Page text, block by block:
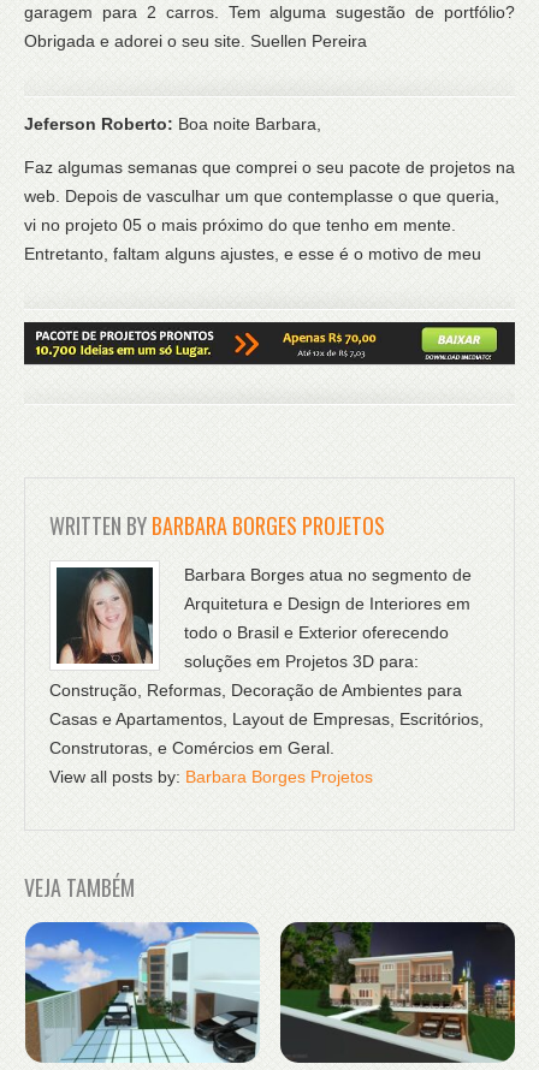
garagem para 2 carros. Tem alguma sugestão de portfólio?
Obrigada e adorei o seu site. Suellen Pereira
Jeferson Roberto: Boa noite Barbara,
Faz algumas semanas que comprei o seu pacote de projetos na
web. Depois de vasculhar um que contemplasse o que queria,
vi no projeto 05 o mais próximo do que tenho em mente.
Entretanto, faltam alguns ajustes, e esse é o motivo de meu
WRITTEN BYBARBARA BORGES PROJETOS
Barbara Borges atua no segmento de
Arquitetura e Design de Interiores em
todo o Brasil e Exterior oferecendo
soluções em Projetos 3D para:
Construção, Reformas, Decoração de Ambientes para
Casas e Apartamentos, Layout de Empresas, Escritórios,
Construtoras, e Comércios em Geral.
View all posts by: Barbara Borges Projetos
VEJA TAMBÉM